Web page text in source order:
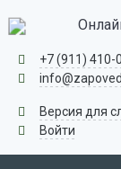
+7 (911) 410-
Версия для
Войти